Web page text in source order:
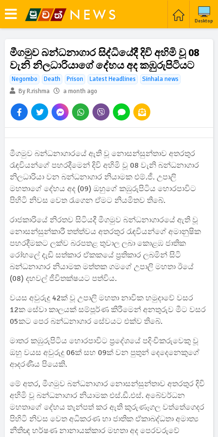
Desktop
මීගමුව බන්ධනාගාර සිද්ධියේදී දිවි අහිමි වූ 08
වැනි නිලධාරියාගේ දේහය අද කඹුරුපිටියට
Negombo Death Prison Latest Headlines
Sinhala news
By R.rishma
a month ago
මීගමුව බන්ධනාගාරයේ ඇති වූ නොසන්සුන්තාව අතරතුර
රැඳවියන්ගේ පහරදීමෙන් දිවි අහිමි වූ 08 වැනි බන්ධනාගාර
නිලධාරියා වන බන්ධනාගාර නියාමක එම්.ජී. උපාලි
මහතාගේ දේහය අද (09) ඔහුගේ කඹුරුපිටිය හොරපාවිට
පිහිටි නිවස වෙත රැගෙන ඒමට නියමිතව තිබේ.
රාජකාරියේ නිරතව සිටියදී මීගමුව බන්ධනාගාරයේ ඇති වූ
නොසන්සුන්කාරී තත්ත්වය අතරතුර රැඳවියන්ගේ අමානුෂික
පහරදීමකට ලක්ව බරපතළ තුවාල ලබා කොළඹ ජාතික
රෝහලේ දැඩි සත්කාර ඒකකයේ ප්‍රතිකාර ලබමින් සිටි
බන්ධනාගාර නියාමක මත්තක ගමගේ උපාලි මහතා ඊයේ
(08) දහවල් ජීවිතක්ෂයට පත්විය.
වයස අවුරුදු 42ක් වූ උපාලි මහතා නාවික හමුදාවේ වසර
12ක සේවා කාලයක් සම්පූර්ණ කිරීමෙන් අනතුරුව මීට වසර
05කට පෙර බන්ධනාගාර සේවයට එක්ව තිබේ.
මාතර කඹුරුපිටිය හොරපාවිට ප්‍රදේශයේ පදිංචිකරුවෙකු වූ
ඔහු වයස අවුරුදු 06ක් සහ 09ක් වන පුතුන් දෙදෙනෙකුගේ
ආදරණීය පියෙකි.
මේ අතර, මීගමුව බන්ධනාගාර නොසන්සුන්තාව අතරතුර දිවි
අහිමි වූ බන්ධනාගාර නියාමක එස්.ඩී.එස්. අබේවර්ධන
මහතාගේ දේහය තැන්පත් කර ඇති කුරුණෑගල වත්තේගෙදර
පිහිටි නිවස වෙත අධිකරණ හා ජාතික ඒකාබද්ධතා අමාත්‍ය
නීතිඥ හර්ෂණ නානායක්කාර මහතා අද පෙරවරුවේ